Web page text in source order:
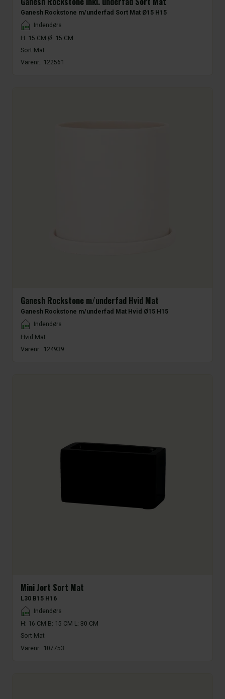
Ganesh Rockstone m/underfad Sort Mat Ø15 H15
Placement
Indendørs
H: 15 CM Ø: 15 CM
Sort Mat
Varenr.: 122561
Ganesh Rockstone m/underfad Hvid Mat
Ganesh Rockstone m/underfad Mat Hvid Ø15 H15
Placement
Indendørs
Hvid Mat
Varenr.: 124939
Mini Jort Sort Mat
L30 B15 H16
Placement
Indendørs
H: 16 CM B: 15 CM L: 30 CM
Sort Mat
Varenr.: 107753